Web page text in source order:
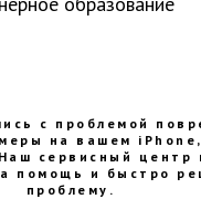
с проблемой
на вашем
сервисный центр
помощь и быстро
проблему.